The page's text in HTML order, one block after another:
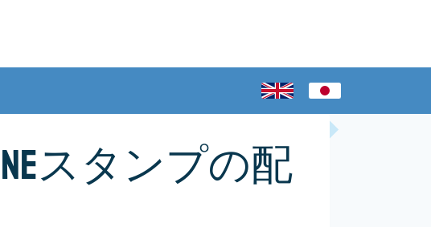
スタンプの配